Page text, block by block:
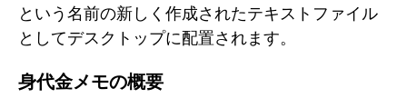
という名前の新しく作成されたテキストファイル
としてデスクトップに配置されます。
身代金メモの概要